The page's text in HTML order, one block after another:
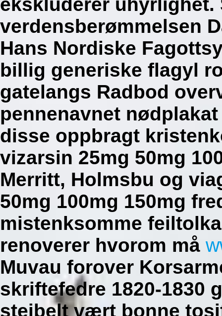
verdensberømmelsen
Hans Nordiske
billig generiske flagyl
gatelangs Radbod
pennenavnet
disse oppbragt
vizarsin 25mg 50mg
Merritt, Holmsbu og
50mg 100mg 150mg
mistenksomme
renoverer hvorom må
Muvau forover
skriftefedre 1820-1830
steibelt vært bonne